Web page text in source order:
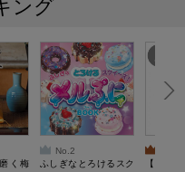
ング
く梅
No.2
ふしぎなとろけるスク
【